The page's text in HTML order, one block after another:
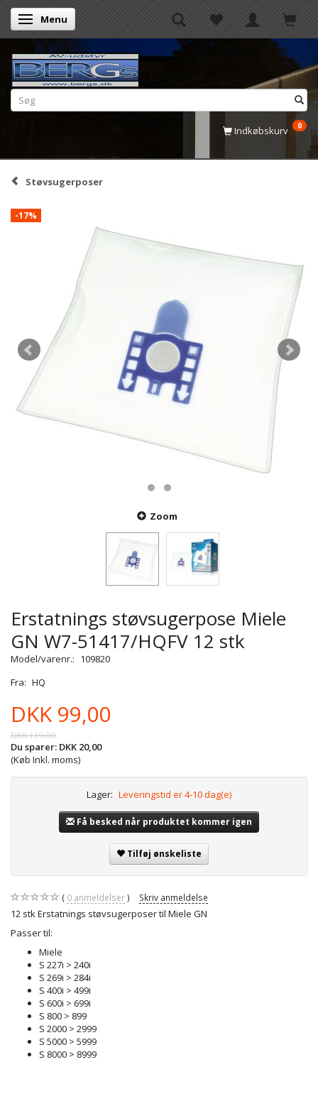
Skifte navigation
Menu
Indkøbskurv 0
Støvsugerposer
-17%
Zoom
Erstatnings støvsugerpose Miele
GN W7-51417/HQFV 12 stk
Model/varenr.: 109820
Fra: HQ
DKK 99,00
DKK 119,00
Du sparer: DKK 20,00
(Køb Inkl. moms)
Lager: Leveringstid er 4-10 dag(e)
Få besked når produktet kommer igen
Tilføj ønskeliste
0 anmeldelser Skriv anmeldelse
12 stk Erstatnings støvsugerposer til Miele GN
Passer til:
Miele
S 227i > 240i
S 269i > 284i
S 400i > 499i
S 600i > 699i
S 800 > 899
S 2000 > 2999
S 5000 > 5999
S 8000 > 8999